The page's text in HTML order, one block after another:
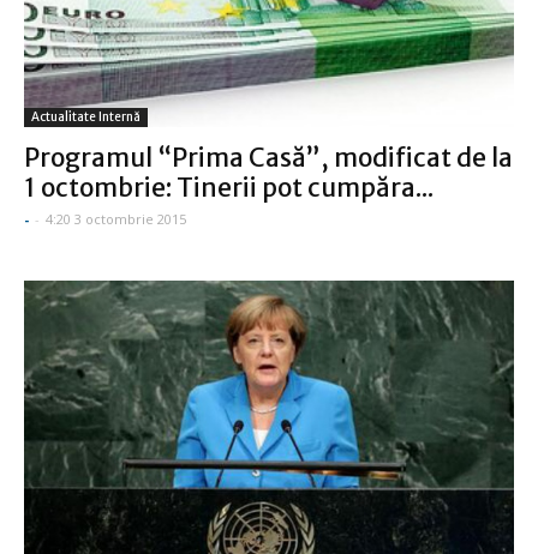
Actualitate Internă
Programul “Prima Casă”, modificat de la
1 octombrie: Tinerii pot cumpăra...
- - 4:20 3 octombrie 2015